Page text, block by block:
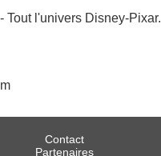
Tout l'univers Disney-Pixar.
Contact
Partenaires